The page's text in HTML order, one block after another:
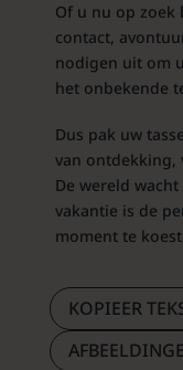
Of u nu op zoek
contact,
nodigen uit om
het onbekende
Dus pak uw
van ontdekking,
De wereld
vakantie is de
moment te
KOPIEER